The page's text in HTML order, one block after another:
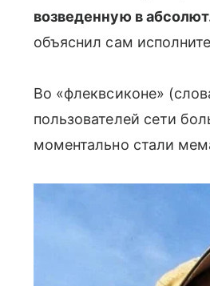
возведенную в
объяснил сам
Во «флеквсиконе»
пользователей сети
моментально стали